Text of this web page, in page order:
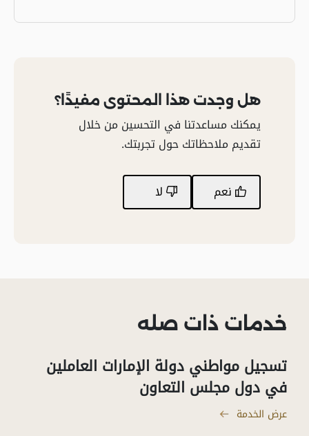
هل وجدت هذا المحتوى مفيدًا؟
يمكنك مساعدتنا في التحسين من خلال
تقديم ملاحظاتك حول تجربتك.
نعم لا
خدمات ذات صله
تسجيل مواطني دولة الإمارات العاملين
في دول مجلس التعاون
عرض الخدمة